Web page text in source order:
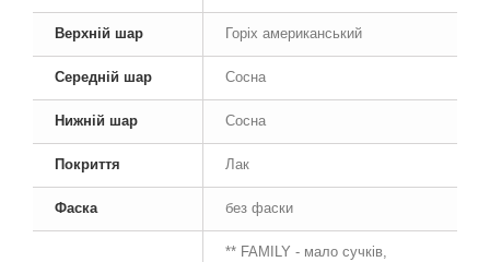
Верхній шар Горіх американський
Середній шар Сосна
Нижній шар Сосна
Покриття Лак
Фаска без фаски
** FAMILY - мало сучків,